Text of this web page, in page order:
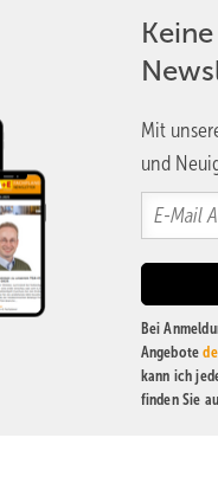
Mit
und
Bei
Angebote
kann ich
finden Sie